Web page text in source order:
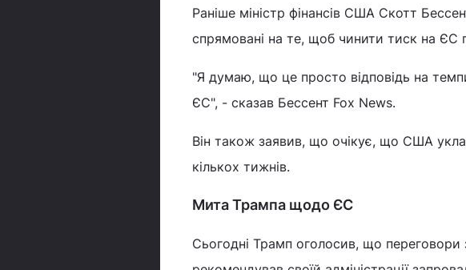
Раніше міністр фінансів США Скотт
спрямовані на те, щоб чинити тиск на ЄС
"Я думаю, що це просто відповідь на
ЄС", - сказав Бессент Fox News.
Він також заявив, що очікує, що США
кількох тижнів.
Мита Трампа щодо ЄС
Сьогодні Трамп оголосив, що